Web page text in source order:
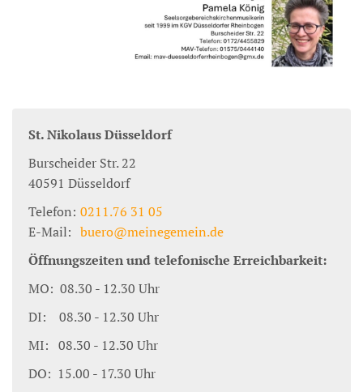
St. Nikolaus Düsseldorf
Burscheider Str. 22
40591 Düsseldorf
Telefon: 0211.76 31 05
E-Mail: buero@meinegemein.de
Öffnungszeiten und telefonische Erreichbarkeit:
MO: 08.30 - 12.30 Uhr
DI: 08.30 - 12.30 Uhr
MI: 08.30 - 12.30 Uhr
DO: 15.00 - 17.30 Uhr